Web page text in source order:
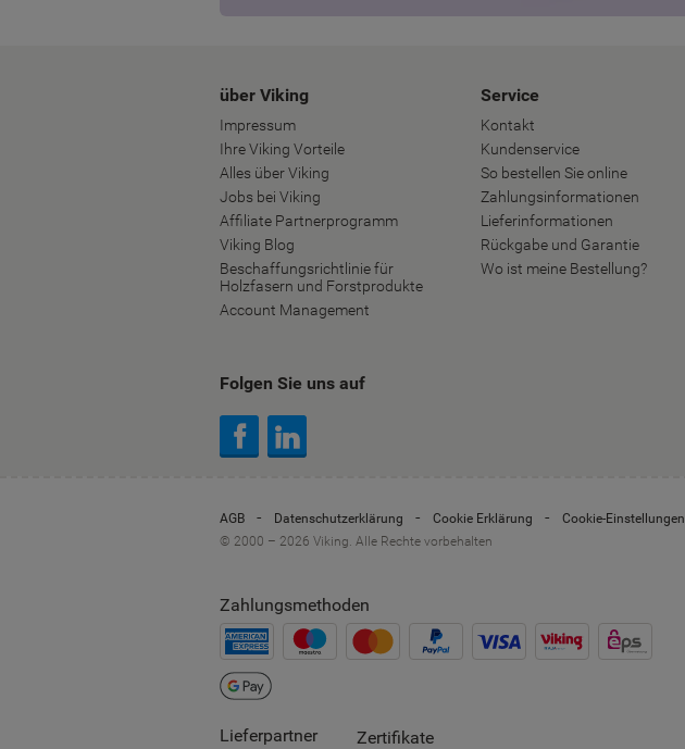
über Viking
Impressum
Ihre Viking Vorteile
Alles über Viking
Jobs bei Viking
Affiliate Partnerprogramm
Viking Blog
Beschaffungsrichtlinie für
Holzfasern und Forstprodukte
Account Management
Service
Kontakt
Kundenservice
So bestellen Sie online
Zahlungsinformationen
Lieferinformationen
Rückgabe und Garantie
Wo ist meine Bestellung?
Folgen Sie uns auf
AGB Datenschutzerklärung Cookie Erklärung
Cookie-Einstellungen
© 2000 – 2026 Viking. Alle Rechte vorbehalten
Zahlungsmethoden
Lieferpartner Zertifikate